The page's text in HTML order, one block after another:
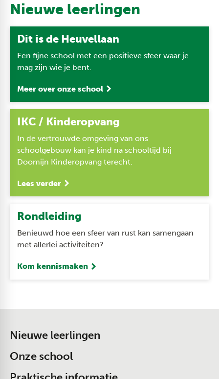
Nieuwe leerlingen
Dit is de Heuvellaan
Een fijne school met een positieve sfeer waar je
mag zijn wie je bent.
Meer over onze school
IKC / Kinderopvang
In de vertrouwde omgeving van ons
schoolgebouw kan je kind na schooltijd bij
Doomijn Kinderopvang terecht.
Lees verder
Rondleiding
Benieuwd hoe een sfeer van rust kan samengaan
met allerlei activiteiten?
Kom kennismaken
Nieuwe leerlingen
Onze school